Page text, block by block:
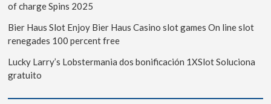
of charge Spins 2025
Bier Haus Slot Enjoy Bier Haus Casino slot games On line slot
renegades 100 percent free
Lucky Larry’s Lobstermania dos bonificación 1XSlot Soluciona
gratuito